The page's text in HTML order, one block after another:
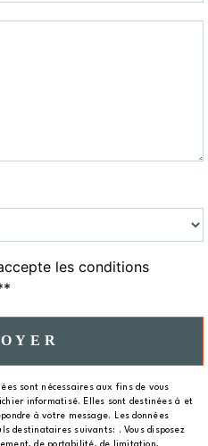
les conditions
sont nécessaires aux fins de vous
informatisé. Elles sont destinées à et
à votre message. Les données
destinataires suivants: . Vous disposez
de portabilité, de limitation,